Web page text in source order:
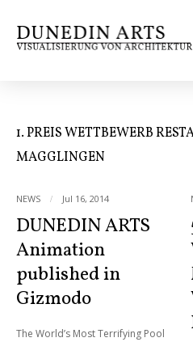
1. PREIS WETTBEWERB
MAGGLINGEN
NEWS Jul 16, 2014
0 Comments
DUNEDIN ARTS
Animation
published in
Gizmodo
The World’s Most Terrifying Pool